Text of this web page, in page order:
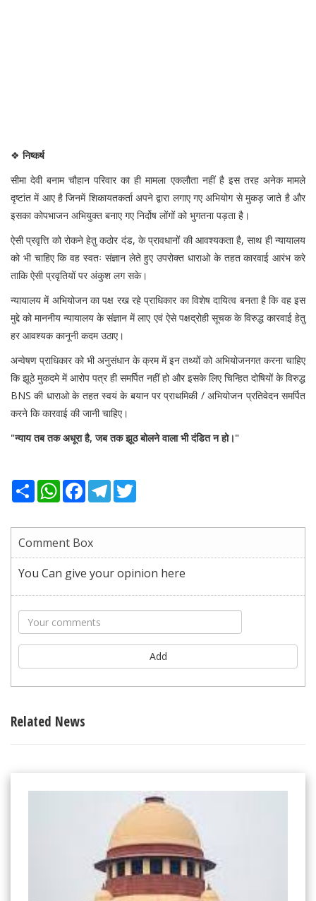
❖निष्कर्ष
सीमा देवी बनाम चौहान परिवार का ही मामला एकलौता नहीं है इस तरह अनेक मामले
दृष्टांत में आए है जिनमें शिकायतकर्ता अपने द्वारा लगाए गए अभियोग से मुकड़ जाते है और
इसका कोपभाजन अभियुक्त बनाए गए निर्दोष लोंगों को भुगतना पड़ता है।
ऐसी प्रवृत्ति को रोकने हेतु कठोर दंड, के प्रावधानों की आवश्यकता है, साथ ही न्यायालय
को भी चाहिए कि वह स्वतः संज्ञान लेते हुए उपरोक्त धाराओ के तहत कारवाई आरंभ करे
ताकि ऐसी प्रवृतियों पर अंकुश लग सके।
न्यायालय में अभियोजन का पक्ष रख रहे प्राधिकार का विशेष दायित्व बनता है कि वह इस
मुद्दे को माननीय न्यायालय के संज्ञान में लाए एवं ऐसे पक्षद्रोही सूचक के विरुद्ध कारवाई हेतु
हर आवश्यक कानूनी कदम उठाए।
अन्वेषण प्राधिकार को भी अनुसंधान के क्रम में इन तथ्यों को अभियोजनगत करना चाहिए
कि झूठे मुकदमे में आरोप पत्र ही समर्पित नहीं हो और इसके लिए चिन्हित दोषियों के विरुद्ध
BNS की धाराओ के तहत स्वयं के बयान पर प्राथमिकी / अभियोजन प्रतिवेदन समर्पित
करने कि कारवाई की जानी चाहिए।
"न्याय तब तक अधूरा है, जब तक झूठ बोलने वाला भी दंडित न हो।"
ShareWhatsApp
Facebook
Telegram
Comment Box
You Can give your opinion here
Add
Related News